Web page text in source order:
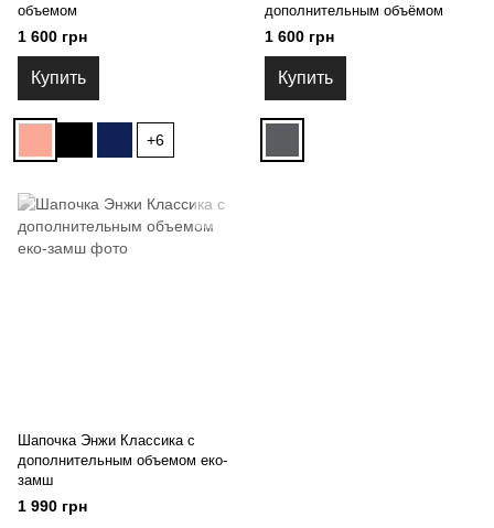
объемом
1 600 грн
Купить
+6
дополнительным объёмом
1 600 грн
Купить
Шапочка Энжи Классика с
дополнительным объемом еко-
замш
1 990 грн